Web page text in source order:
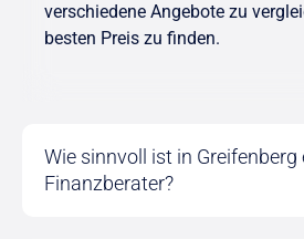
verschiedene Angebote zu
besten Preis zu finden.
Wie sinnvoll ist in Greifenberg
Finanzberater?